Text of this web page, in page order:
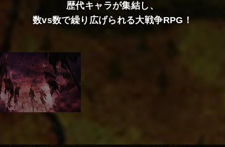
歴代キャラが集結し、
数vs数で繰り広げられる大戦争RPG！